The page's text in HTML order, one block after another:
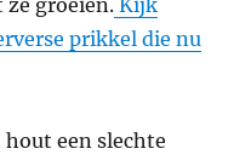
prikkel die nu
hout een slechte